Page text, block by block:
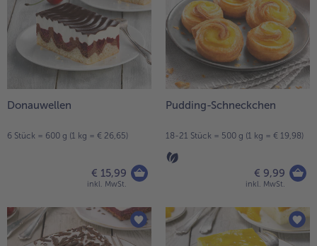
Donauwellen
6 Stück = 600 g (1 kg = € 26,65)
€ 15,99
inkl. MwSt.
Pudding-Schneckchen
18-21 Stück = 500 g (1 kg = € 19,98)
€ 9,99
inkl. MwSt.